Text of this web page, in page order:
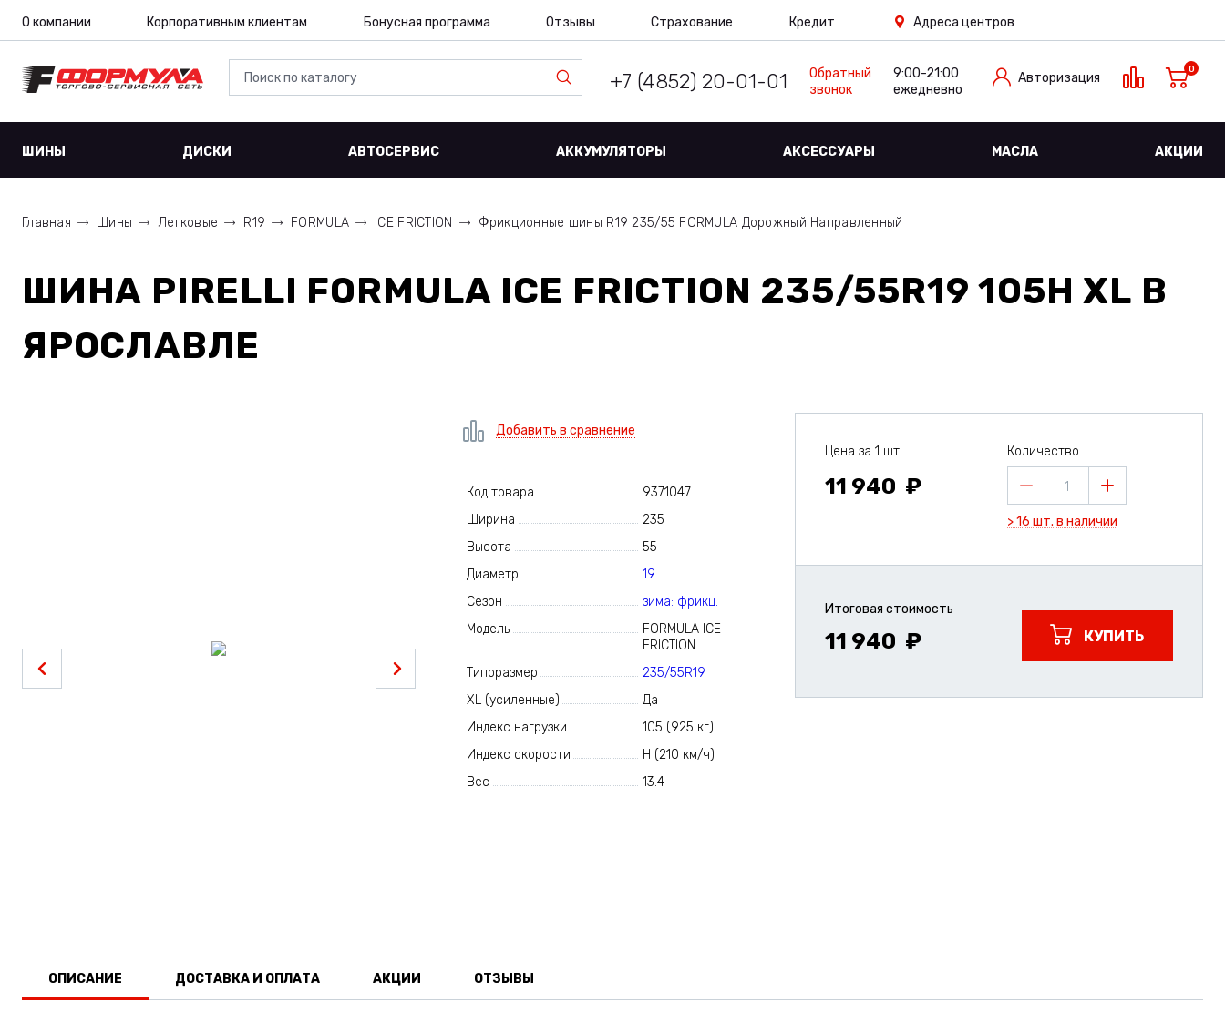
О компании Корпоративным клиентам Бонусная программа Отзывы Страхование Кредит Адреса центров
+7 (4852) 20-01-01
Обратный
звонок
9:00-21:00
ежедневно
Авторизация
0
ШИНЫ ДИСКИ АВТОСЕРВИС АККУМУЛЯТОРЫ АКСЕССУАРЫ МАСЛА АКЦИИ
Главная Шины Легковые R19 FORMULA ICE FRICTION Фрикционные шины R19 235/55 FORMULA Дорожный Направленный
ШИНА PIRELLI FORMULA ICE FRICTION 235/55R19 105H XL В
ЯРОСЛАВЛЕ
Добавить в сравнение
Код товара
9371047
Ширина
235
Высота
55
Диаметр
19
Сезон
зима: фрикц.
Модель
FORMULA ICE
FRICTION
Типоразмер
235/55R19
XL (усиленные)
Да
Индекс нагрузки
105 (925 кг)
Индекс скорости
H (210 км/ч)
Вес
13.4
Цена за 1 шт.
11 940
Количество
1
> 16 шт. в наличии
Итоговая стоимость
11 940 КУПИТЬ
ОПИСАНИЕ ДОСТАВКА И ОПЛАТА АКЦИИ ОТЗЫВЫ